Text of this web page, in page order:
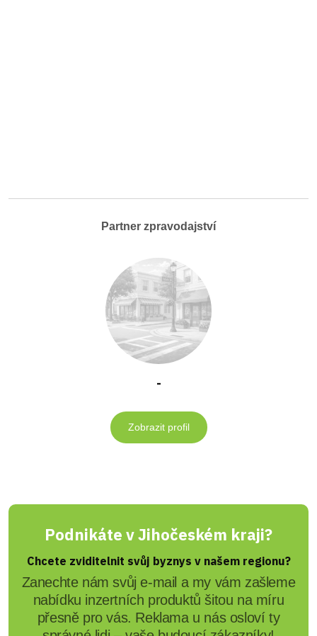
Partner zpravodajství
-
Zobrazit profil
Podnikáte v Jihočeském kraji?
Chcete zviditelnit svůj byznys v našem regionu?
Zanechte nám svůj e-mail a my vám zašleme
nabídku inzertních produktů šitou na míru
přesně pro vás. Reklama u nás osloví ty